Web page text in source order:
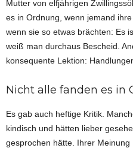
Mutter von elfjährigen
es in Ordnung, wenn jemand
wenn sie so etwas brächten: Es
weiß man durchaus Bescheid.
konsequente Lektion:
Nicht alle fanden es in
Es gab auch heftige Kritik.
kindisch und hätten lieber
gesprochen hätte. Ihrer